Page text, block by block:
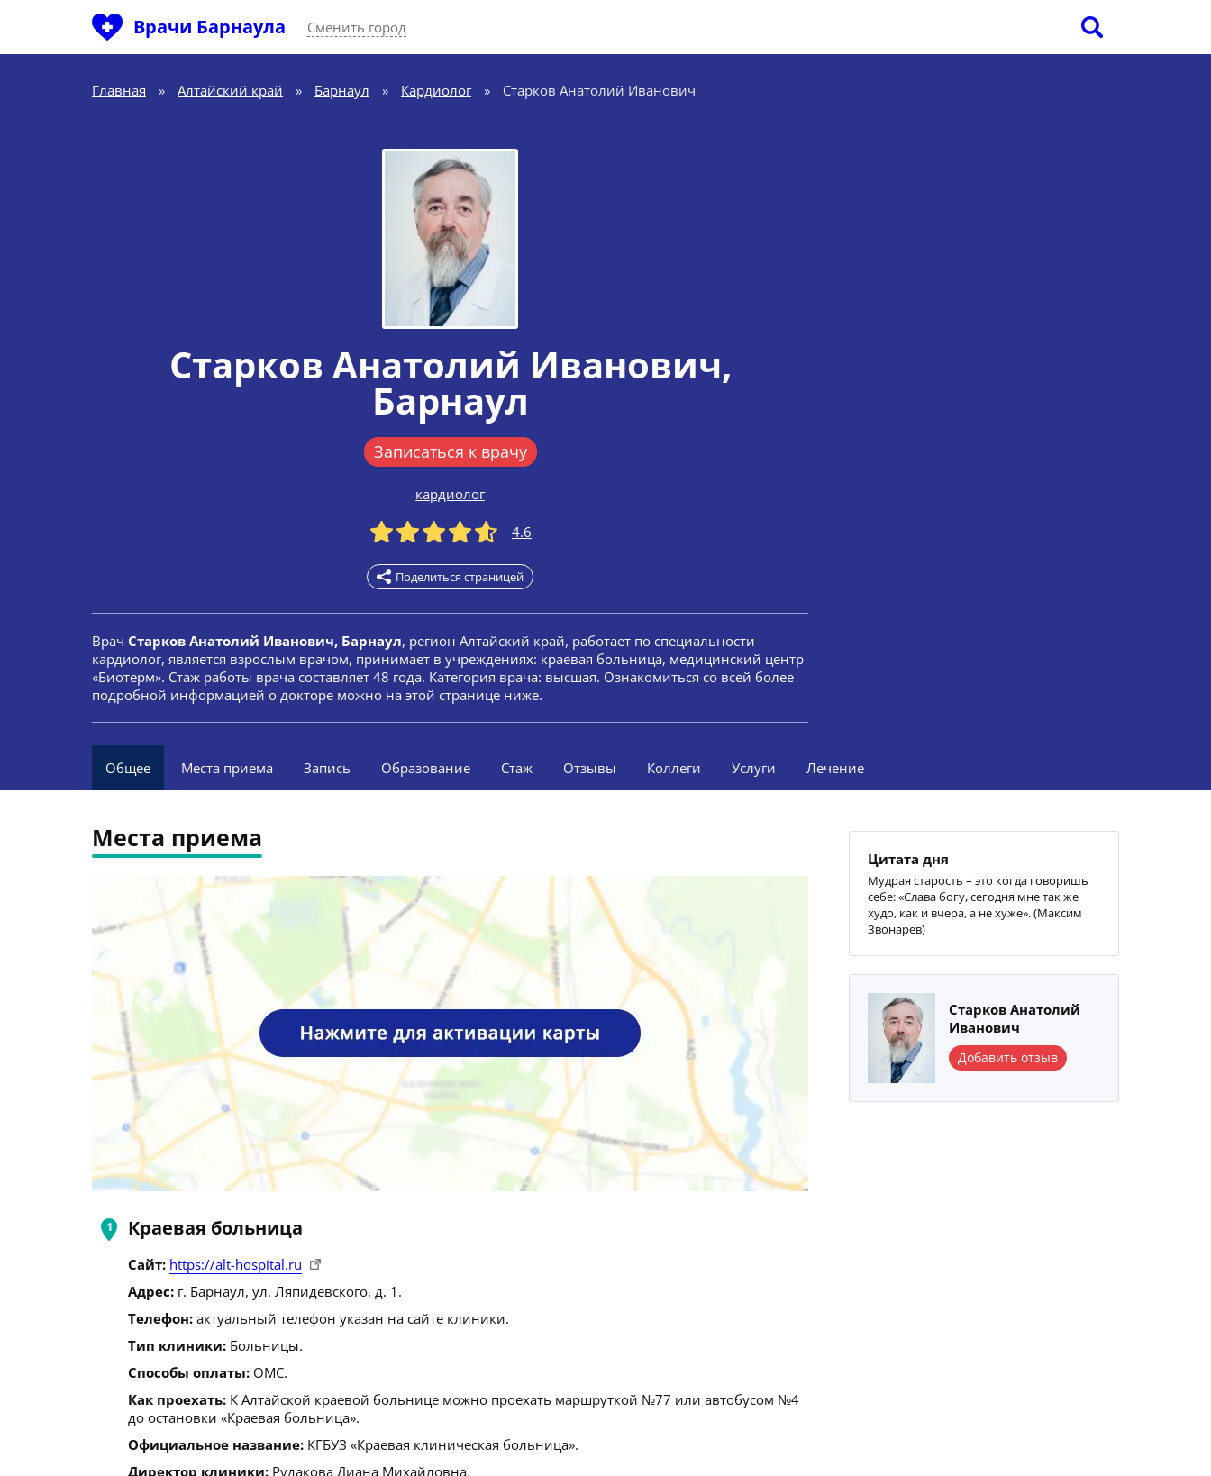
Врачи Барнаула Сменить город
Главная » Алтайский край » Барнаул » Кардиолог » Старков Анатолий Иванович
Старков Анатолий Иванович,
Барнаул
Записаться к врачу
кардиолог
4.6
Поделиться страницей
Врач Старков Анатолий Иванович, Барнаул, регион Алтайский край, работает по специальности
кардиолог, является взрослым врачом, принимает в учреждениях: краевая больница, медицинский центр
«Биотерм». Стаж работы врача составляет 48 года. Категория врача: высшая. Ознакомиться со всей более
подробной информацией о докторе можно на этой странице ниже.
Общее Места приема Запись Образование Стаж Отзывы Коллеги Услуги Лечение
Места приема
Краевая больница
Сайт: https://alt-hospital.ru
Адрес: г. Барнаул, ул. Ляпидевского, д. 1.
Телефон: актуальный телефон указан на сайте клиники.
Тип клиники: Больницы.
Способы оплаты: ОМС.
Как проехать: К Алтайской краевой больнице можно проехать маршруткой №77 или автобусом №4
до остановки «Краевая больница».
Официальное название: КГБУЗ «Краевая клиническая больница».
Директор клиники: Рудакова Диана Михайловна.
Цитата дня
Мудрая старость – это когда говоришь
себе: «Слава богу, сегодня мне так же
худо, как и вчера, а не хуже». (Максим
Звонарев)
Старков Анатолий
Иванович
Добавить отзыв